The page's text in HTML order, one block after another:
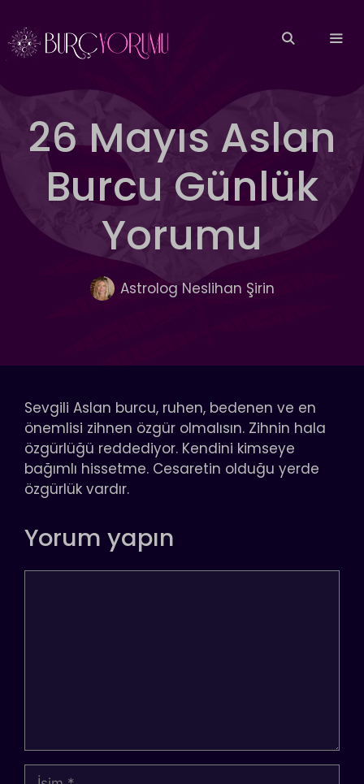
atla
26 Mayıs Aslan
Burcu Günlük
Yorumu
Astrolog Neslihan Şirin
Sevgili Aslan burcu, ruhen, bedenen ve en
önemlisi zihnen özgür olmalısın. Zihnin hala
özgürlüğü reddediyor. Kendini kimseye
bağımlı hissetme. Cesaretin olduğu yerde
özgürlük vardır.
Yorum yapın
İsim